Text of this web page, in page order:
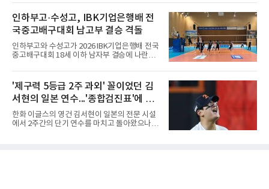
권대회 결승에서 모두 선명여고에 패해 준우승
에 머물렀다. 그러나 세 번째
독은 단순히 더위를 이야기하지 않았다. 우천,
폭염, 부상 등 변수가 늘어나는 현실에서 현재
팀당 144경기 체제가 과연 지속 가능한지 질문
을 던졌다.물론 144경기가 세계적으로 특별히
많은 숫자는 아니다. 메이저리그는 팀당 162경
기, 일본프로야구도 143~144경기를 치른다. 숫
자만 놓고 보면 KBO가 유난히 혹사 구조라고 말
비교하기 어려울 정도로 폭염이 길어지고 강해
지고 있다. 여기에 장마, 이
인하부고·수성고, IBK기업은행배 전
국중고배구대회 남고부 결승 격돌
인하부고와 수성고가 2026 IBK기업은행배 전국
중고배구대회 18세 이하 남자부 결승에 나란히
하부고는 5일 충북 제천실내체육관에서 열린 대
회 남자 18세 이하부 준결승에서 남성고를 세트
스코어 3-1(25-17, 17-25, 25-21, 25-17)로 꺾
고 결승행 티켓을 따냈다. 인하부고는 높은 공격
성공률을 앞세워 경기 주도권을 잡으며 승리를
거뒀다.수성고도 준결승에서 속초고를 상대로
안정된 조직력을 바탕으로 3-1(25-23, 25-16,
'제구력 5등급 2주 과외' 꼴이었던 김
서현의 일본 연수...'종합검진표'에 불
과
한화 이글스의 영건 김서현이 일본의 전문 시설
에서 2주간의 단기 연수를 마치고 돌아왔으나,